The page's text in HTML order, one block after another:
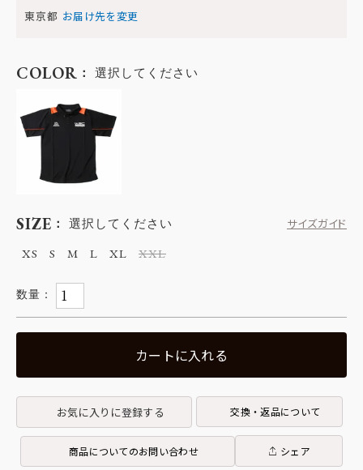
東京都 お届け先を変更
SIZE 選択してください
サイズガイド
XS
S M L XL XXL
COLOR 選択してください
カートに入れる
お気に入りに登録する 交換・返品について
商品についてのお問い合わせ シェア